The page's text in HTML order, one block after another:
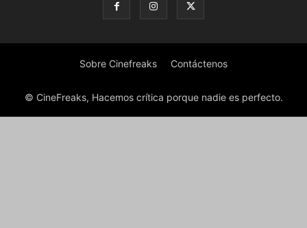
Sobre Cinefreaks Contáctenos
© CineFreaks, Hacemos crítica porque nadie es perfecto.